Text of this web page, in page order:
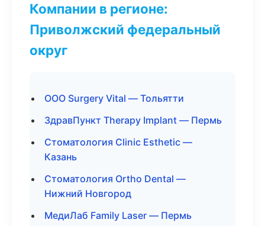
Компании в регионе:
Приволжский федеральный
округ
ООО Surgery Vital — Тольятти
ЗдравПункт Therapy Implant — Пермь
Стоматология Clinic Esthetic —
Казань
Стоматология Ortho Dental —
Нижний Новгород
МедиЛаб Family Laser — Пермь